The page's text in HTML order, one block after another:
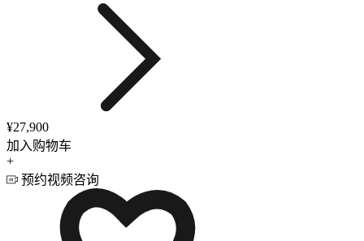
¥27,900
加入购物车
+
预约视频咨询